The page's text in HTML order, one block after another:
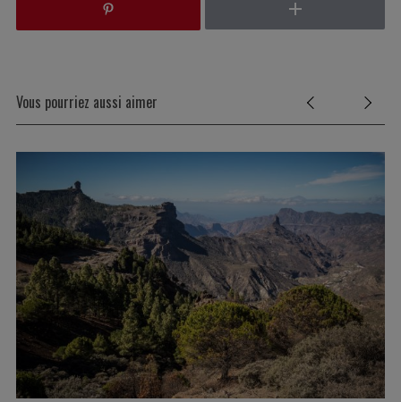
Vous pourriez aussi aimer